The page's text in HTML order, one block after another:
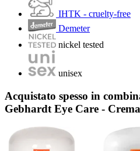
IHTK - cruelty-free
Demeter
nickel tested
unisex
Acquistato spesso in
Gebhardt Eye Care -